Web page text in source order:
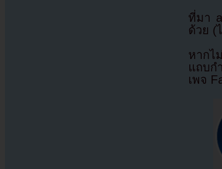
ที่มา
ด้วย (
หากไ
แถบก
เพจ